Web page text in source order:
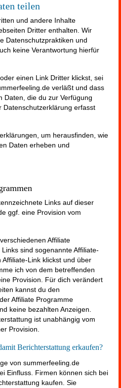
teilen
und andere Inhalte
Dritter enthalten. Wir
Datenschutzpraktiken und
keine Verantwortung hierfür
einen Link Dritter klickst, sei
verläßt und dass
Daten, die du zur Verfügung
Datenschutzerklärung erfasst
um herausfinden, wie
Daten erheben und
Links auf dieser
ggf. eine Provision vom
Affiliate
sind sogenannte Affiliate-
Link klickst und über
ich von dem betreffenden
Provision. Für dich verändert
kannst du den
Affiliate Programme
keine bezahlten Anzeigen.
ist unabhängig vom
Provision.
Berichterstattung erkaufen?
von summerfeeling.de
Einfluss. Firmen können sich bei
kaufen. Sie